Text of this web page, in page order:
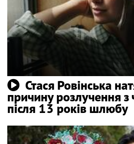
Стася Ровінська
причину розлучення з
після 13 років шлюбу